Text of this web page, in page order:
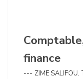
finance
--- ZIME